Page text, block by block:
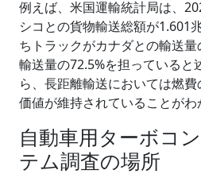
例えば、米国運輸統計局は、
シコとの貨物輸送総額が1.601
ちトラックがカナダとの輸送
輸送量の72.5%を担っていると
ら、長距離輸送においては燃
価値が維持されていることがわ
自動車用ターボコ
テム調査の場所